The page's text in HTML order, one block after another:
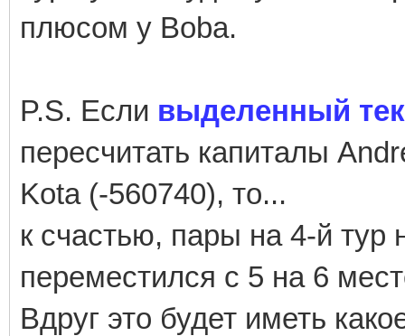
плюсом у Boba.
P.S. Если выделенный
пересчитать капиталы
Kotа (-560740), то...
к счастью, пары на 4-й
переместился с 5 на 6
Вдруг это будет иметь